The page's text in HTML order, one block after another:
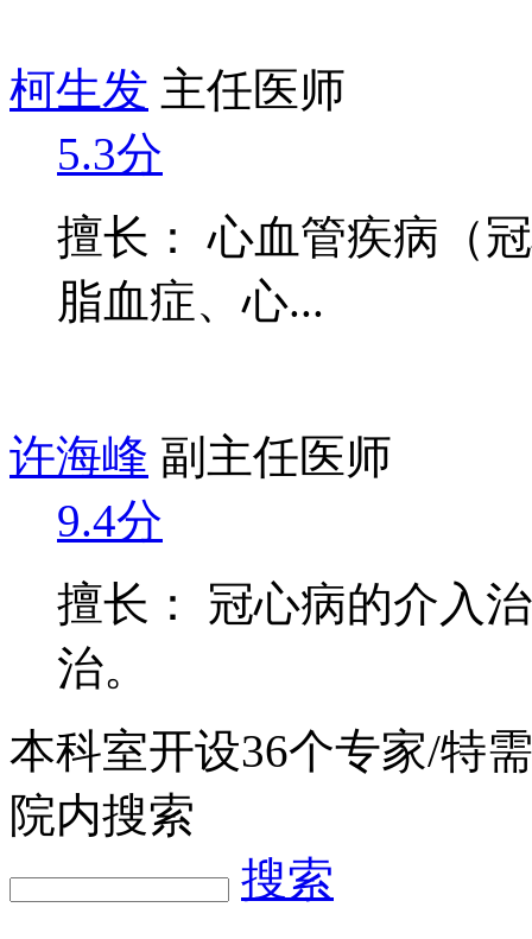
柯生发 主任医师
5.3分
擅长： 心血管疾病（
脂血症、心...
许海峰 副主任医师
9.4分
擅长： 冠心病的介入
治。
本科室开设36个专家/特
院内搜索
搜索